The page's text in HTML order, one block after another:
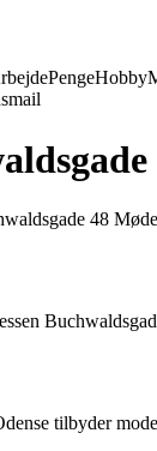
PengeHobby
48
tilbyder